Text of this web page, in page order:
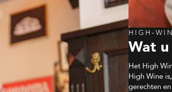
HIGH-
Wat
Het High
High Wine
gerechten